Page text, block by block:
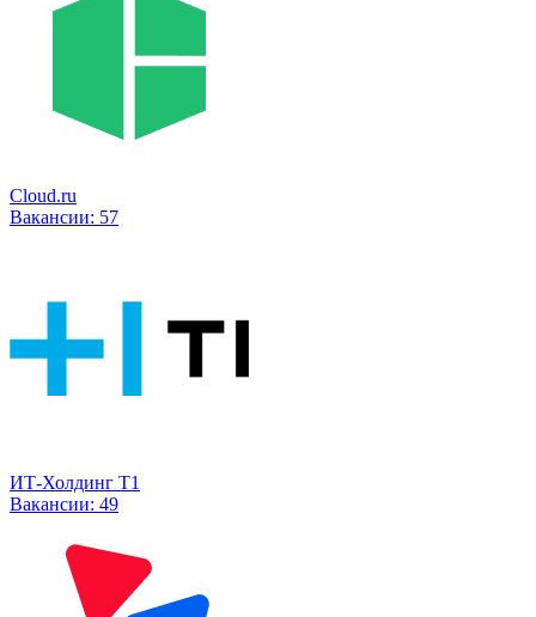
Cloud.ru
Вакансии: 57
ИТ-Холдинг Т1
Вакансии: 49